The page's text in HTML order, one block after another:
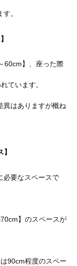
。
60cm】、座った際
ています。
異はありますが概ね
必要なスペースで
】のスペースが
90cm程度のスペー